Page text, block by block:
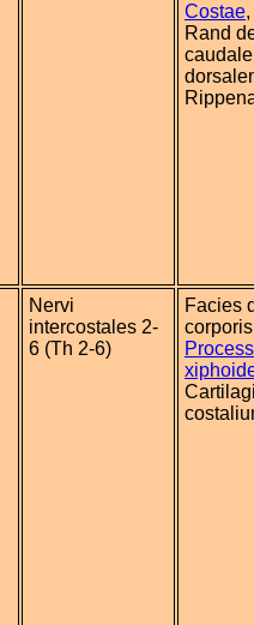
Costae,
Rand
Nervi
intercostales 2-
6 (Th 2-6)
Facies